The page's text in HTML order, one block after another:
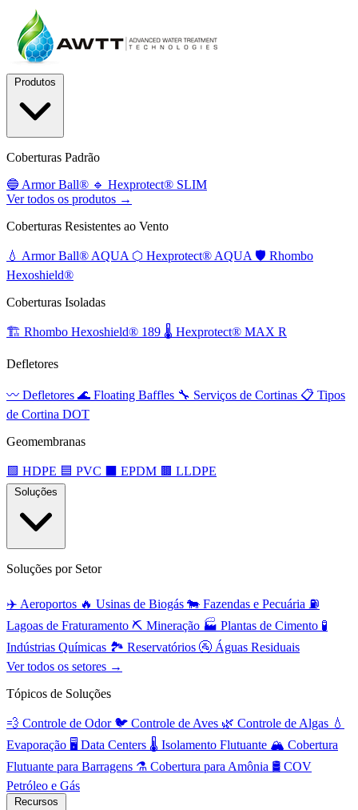
Coberturas Padrão
🔵 Armor Ball® 🔹 Hexprotect® SLIM
Ver todos os produtos →
Coberturas Resistentes ao Vento
💧 Armor Ball® AQUA ⬡ Hexprotect® AQUA 🛡️ Rhombo
Hexoshield®
Coberturas Isoladas
🏗️ Rhombo Hexoshield® 189 🌡️ Hexprotect® MAX R
Defletores
〰️ Defletores 🌊 Floating Baffles 🔧 Serviços de Cortinas 📋 Tipos
de Cortina DOT
Geomembranas
🟩 HDPE 🟦 PVC EPDM 🟫 LLDPE
Soluções por Setor
✈️ Aeroportos 🔥 Usinas de Biogás 🐄 Fazendas e Pecuária ⛽
Lagoas de Fraturamento ⛏️ Mineração 🏭 Plantas de Cimento 🧪
Indústrias Químicas 🏞️ Reservatórios 🚰 Águas Residuais
Ver todos os setores →
Tópicos de Soluções
💨 Controle de Odor 🐦 Controle de Aves 🌿 Controle de Algas 💧
Evaporação 🖥️ Data Centers 🌡️ Isolamento Flutuante 🏔️ Cobertura
Flutuante para Barragens ⚗️ Cobertura para Amônia 🛢️ COV
Petróleo e Gás